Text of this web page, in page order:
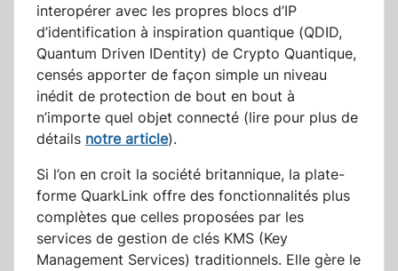
interopérer avec les propres blocs d’IP
d’identification à inspiration quantique (QDID,
Quantum Driven IDentity) de Crypto Quantique,
censés apporter de façon simple un niveau
inédit de protection de bout en bout à
n’importe quel objet connecté (lire pour plus de
détails notre article).
Si l’on en croit la société britannique, la plate-
forme QuarkLink offre des fonctionnalités plus
complètes que celles proposées par les
services de gestion de clés KMS (Key
Management Services) traditionnels. Elle gère le